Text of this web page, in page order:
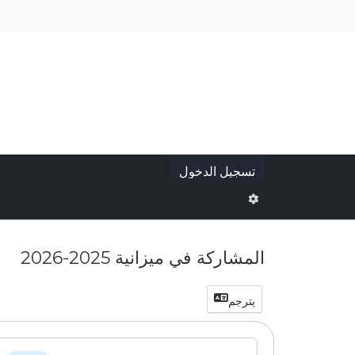
تسجيل الدخول
المشاركة في ميزانية 2025-2026
يترجم
الجدول الزمني